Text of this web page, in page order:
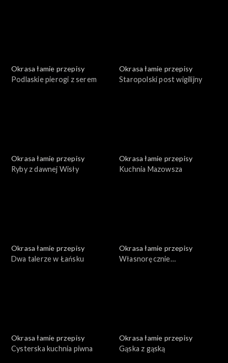
Okrasa łamie przepisy
Podlaskie pierogi z serem
Okrasa łamie przepisy
Staropolski post wigilijny
Okrasa łamie przepisy
Ryby z dawnej Wisły
Okrasa łamie przepisy
Kuchnia Mazowsza
Okrasa łamie przepisy
Dwa talerze w Łańsku
Okrasa łamie przepisy
Własnoręcznie
Okrasa łamie przepisy
Cysterska kuchnia piwna
Okrasa łamie przepisy
Gąska z gąską